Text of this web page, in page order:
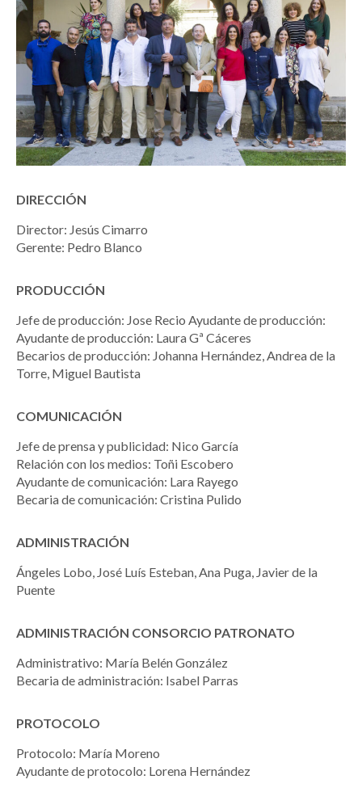
DIRECCIÓN
Director: Jesús Cimarro
Gerente: Pedro Blanco
PRODUCCIÓN
Jefe de producción: Jose Recio Ayudante de producción:
Ayudante de producción: Laura Gª Cáceres
Becarios de producción: Johanna Hernández, Andrea de la
Torre, Miguel Bautista
COMUNICACIÓN
Jefe de prensa y publicidad: Nico García
Relación con los medios: Toñi Escobero
Ayudante de comunicación: Lara Rayego
Becaria de comunicación: Cristina Pulido
ADMINISTRACIÓN
Ángeles Lobo, José Luís Esteban, Ana Puga, Javier de la
Puente
ADMINISTRACIÓN CONSORCIO PATRONATO
Administrativo: María Belén González
Becaria de administración: Isabel Parras
PROTOCOLO
Protocolo: María Moreno
Ayudante de protocolo: Lorena Hernández